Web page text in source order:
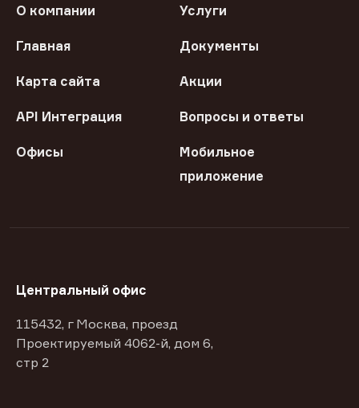
О компании Услуги
Главная Документы
Карта сайта Акции
API Интеграция Вопросы и ответы
Офисы
Мобильное
приложение
Центральный офис
115432, г Москва, проезд
Проектируемый 4062-й, дом 6,
стр 2